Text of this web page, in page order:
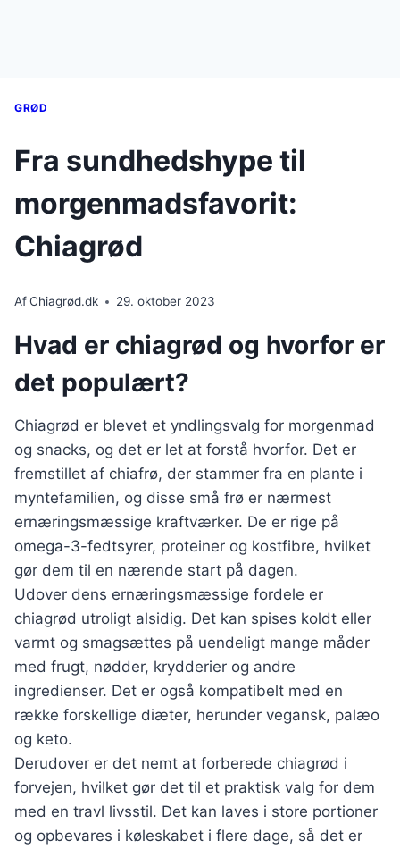
GRØD
Fra sundhedshype til
morgenmadsfavorit:
Chiagrød
AfChiagrød.dk 29. oktober 2023
Hvad er chiagrød og hvorfor er
det populært?
Chiagrød er blevet et yndlingsvalg for morgenmad
og snacks, og det er let at forstå hvorfor. Det er
fremstillet af chiafrø, der stammer fra en plante i
myntefamilien, og disse små frø er nærmest
ernæringsmæssige kraftværker. De er rige på
omega-3-fedtsyrer, proteiner og kostfibre, hvilket
gør dem til en nærende start på dagen.
Udover dens ernæringsmæssige fordele er
chiagrød utroligt alsidig. Det kan spises koldt eller
varmt og smagsættes på uendeligt mange måder
med frugt, nødder, krydderier og andre
ingredienser. Det er også kompatibelt med en
række forskellige diæter, herunder vegansk, palæo
og keto.
Derudover er det nemt at forberede chiagrød i
forvejen, hvilket gør det til et praktisk valg for dem
med en travl livsstil. Det kan laves i store portioner
og opbevares i køleskabet i flere dage, så det er